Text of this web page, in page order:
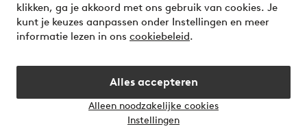
klikken, ga je akkoord met ons gebruik van cookies. Je
kunt je keuzes aanpassen onder Instellingen en meer
informatie lezen in ons cookiebeleid.
Alles accepteren
Alleen noodzakelijke cookies
Instellingen